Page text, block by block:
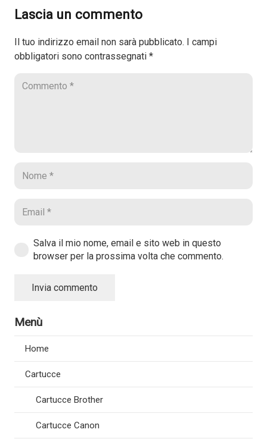
Lascia un commento
Il tuo indirizzo email non sarà pubblicato. I campi
obbligatori sono contrassegnati *
Salva il mio nome, email e sito web in questo
browser per la prossima volta che commento.
Invia commento
Menù
Home
Cartucce
Cartucce Brother
Cartucce Canon